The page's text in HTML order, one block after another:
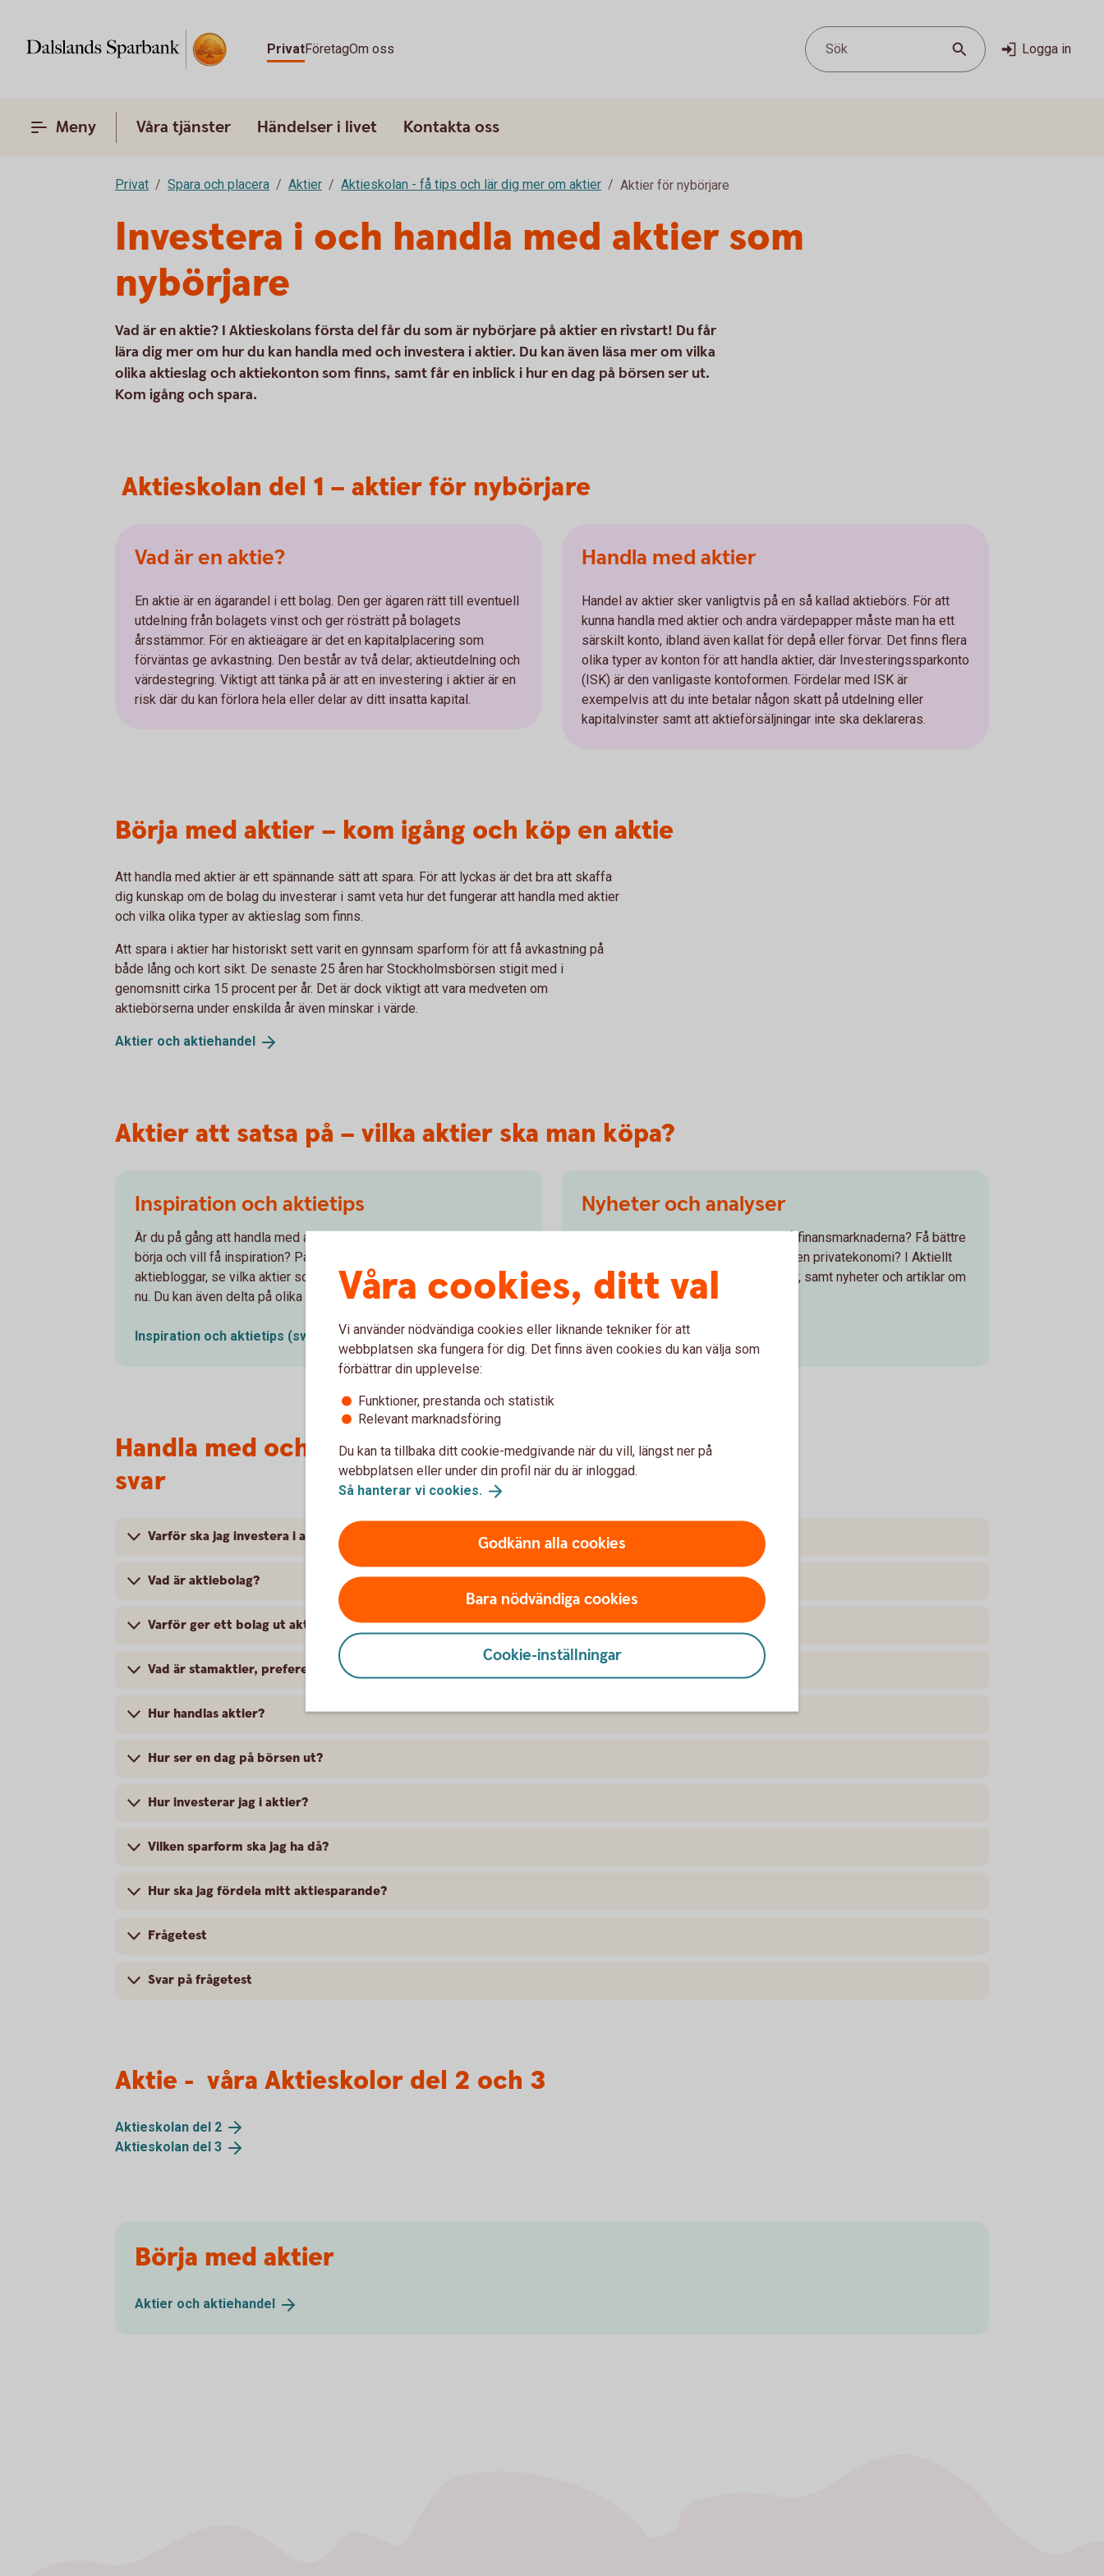
PrivatFöretagOm oss Sök Logga in
Meny Våra tjänster Händelser i livet Kontakta oss
Privat Spara och placera Aktier Aktieskolan - få tips och lär dig mer om aktier Aktier för nybörjare
Investera i och handla med aktier som
nybörjare
Vad är en aktie? I Aktieskolans första del får du som är nybörjare på aktier en rivstart! Du får
lära dig mer om hur du kan handla med och investera i aktier. Du kan även läsa mer om vilka
olika aktieslag och aktiekonton som finns, samt får en inblick i hur en dag på börsen ser ut.
Kom igång och spara.
Aktieskolan del 1 – aktier för nybörjare
Vad är en aktie?
En aktie är en ägarandel i ett bolag. Den ger ägaren rätt till eventuell
utdelning från bolagets vinst och ger rösträtt på bolagets
årsstämmor. För en aktieägare är det en kapitalplacering som
förväntas ge avkastning. Den består av två delar; aktieutdelning och
värdestegring. Viktigt att tänka på är att en investering i aktier är en
risk där du kan förlora hela eller delar av ditt insatta kapital.
Handla med aktier
Handel av aktier sker vanligtvis på en så kallad aktiebörs. För att
kunna handla med aktier och andra värdepapper måste man ha ett
särskilt konto, ibland även kallat för depå eller förvar. Det finns flera
olika typer av konton för att handla aktier, där Investeringssparkonto
(ISK) är den vanligaste kontoformen. Fördelar med ISK är
exempelvis att du inte betalar någon skatt på utdelning eller
kapitalvinster samt att aktieförsäljningar inte ska deklareras.
Börja med aktier – kom igång och köp en aktie
Att handla med aktier är ett spännande sätt att spara. För att lyckas är det bra att skaffa
dig kunskap om de bolag du investerar i samt veta hur det fungerar att handla med aktier
och vilka olika typer av aktieslag som finns.
Att spara i aktier har historiskt sett varit en gynnsam sparform för att få avkastning på
både lång och kort sikt. De senaste 25 åren har Stockholmsbörsen stigit med i
genomsnitt cirka 15 procent per år. Det är dock viktigt att vara medveten om
aktiebörserna under enskilda år även minskar i värde.
Aktier och aktiehandel
Aktier att satsa på – vilka aktier ska man köpa?
Inspiration och aktietips
Är du på gång att handla med aktier? Men vet inte riktigt var du ska
börja och vill få inspiration? På Aktiellt kan du följa olika
aktiebloggar, se vilka aktier som gått bäst och är mest populära just
nu. Du kan även delta på olika webbinarier.
Inspiration och aktietips (swedbank-aktiellt.se)
Nyheter och analyser
Vill du hänga med vad som händer på finansmarknaderna? Få bättre
koll på inflationen, räntorna och din egen privatekonomi? I Aktiellt
får du börs- och förvaltarkommentarer, samt nyheter och artiklar om
aktier och fonder.
Aktiellt(swedbank-aktiellt.se)
Handla med och investera i aktier - frågor och
svar
Varför ska jag investera i aktier?
Vad är aktiebolag?
Varför ger ett bolag ut aktier?
Vad är stamaktier, preferensaktier och börshandlade fonder (ETF)?
Hur handlas aktier?
Hur ser en dag på börsen ut?
Hur investerar jag i aktier?
Vilken sparform ska jag ha då?
Hur ska jag fördela mitt aktiesparande?
Frågetest
Svar på frågetest
Aktie - våra Aktieskolor del 2 och 3
Aktieskolan del 2
Aktieskolan del 3
Börja med aktier
Aktier och aktiehandel
Våra cookies, ditt val
Vi använder nödvändiga cookies eller liknande tekniker för att
webbplatsen ska fungera för dig. Det finns även cookies du kan välja som
förbättrar din upplevelse:
Funktioner, prestanda och statistik
Relevant marknadsföring
Du kan ta tillbaka ditt cookie-medgivande när du vill, längst ner på
webbplatsen eller under din profil när du är inloggad.
Så hanterar vi cookies.
Godkänn alla cookies
Bara nödvändiga cookies
Cookie-inställningar